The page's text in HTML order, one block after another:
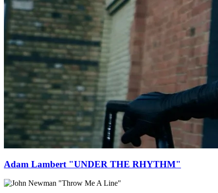
Adam Lambert "UNDER THE RHYTHM"